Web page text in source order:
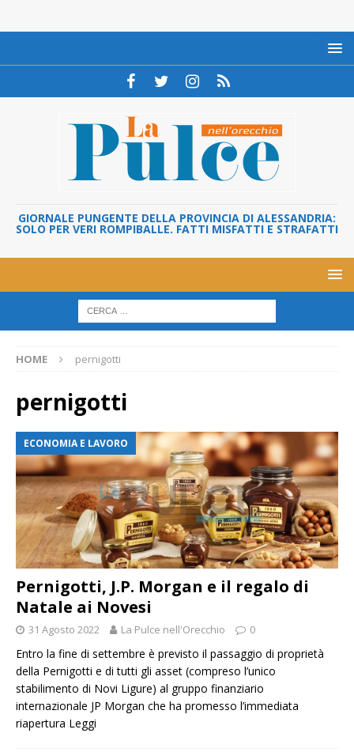
GIORNALE PUNGENTE DELLA PROVINCIA DI ALESSANDRIA:
SOLO PER VERI ROMPIBALLE. FATTI MISFATTI E STRAFATTI
HOME pernigotti
pernigotti
ECONOMIA E LAVORO
Pernigotti, J.P. Morgan e il regalo di
Natale ai Novesi
31 Agosto 2022 La Pulce nell'Orecchio 0
Entro la fine di settembre è previsto il passaggio di proprietà
della Pernigotti e di tutti gli asset (compreso l’unico
stabilimento di Novi Ligure) al gruppo finanziario
internazionale JP Morgan che ha promesso l’immediata
riapertura Leggi